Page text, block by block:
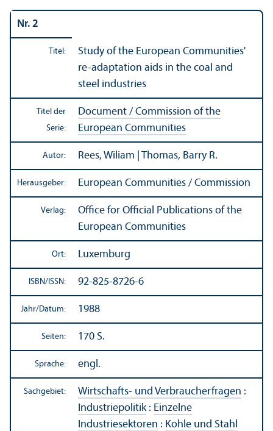
Nr. 2
Titel:
Study of the European Communities'
re-adaptation aids in the coal and
steel industries
Titel der
Serie:
Document / Commission of the
European Communities
Autor: Rees, Wiliam | Thomas, Barry R.
Herausgeber: European Communities / Commission
Verlag:
Office for Official Publications of the
European Communities
Ort: Luxemburg
ISBN/ ISSN: 92-825-8726-6
Jahr/Datum: 1988
Seiten: 170 S.
Sprache: engl.
Sachgebiet: Wirtschafts- und Verbraucherfragen :
Industriepolitik: Einzelne
Industriesektoren : Kohle und Stahl